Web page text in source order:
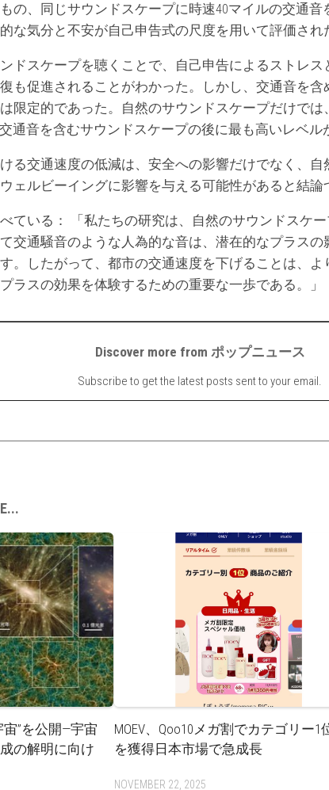
の、同じサウンドスケープに時速40マイルの交通
な気分と不安が自己申告式の尺度を用いて評価され
ドスケープを聴くことで、自己申告によるストレ
も促進されることがわかった。しかし、交通音を
限定的であった。自然のサウンドスケープだけで
通音を含むサウンドスケープの後に最も高いレベル
る交通速度の低減は、安全への影響だけでなく、
ェルビーイングに影響を与える可能性があると結論
ている： 「私たちの研究は、自然のサウンドスケ
交通騒音のような人為的な音は、潜在的なプラス
。したがって、都市の交通速度を下げることは、
ラスの効果を体験するための重要な一歩である。」
Discover more from ポップニュース
Subscribe to get the latest posts sent to your email.
”を公開—宇宙
の解明に向け
MOEV、Qoo10メガ割でカテゴリー1
を獲得日本市場で急成長
NOVEMBER 22, 2025